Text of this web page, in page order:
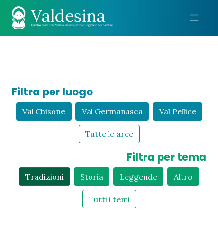
Filtra per luogo
Val Chisone Val Germanasca Val Pellice
Tutte le aree
Filtra per tema
Tradizioni Storia Leggende Altro
Tutti i temi